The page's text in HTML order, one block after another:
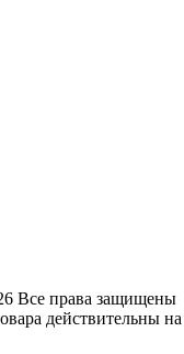
Все права защищены
действительны на